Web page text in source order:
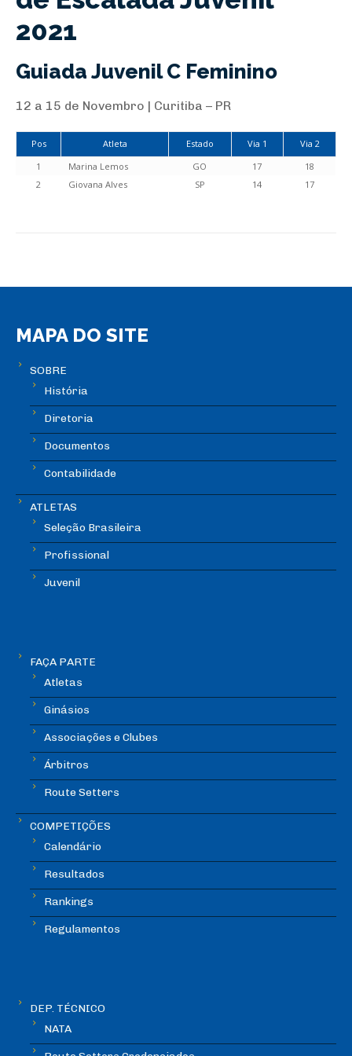
2021
Guiada Juvenil C Feminino
12 a 15 de Novembro | Curitiba – PR
Pos Atleta Estado Via 1
Via 2
1
Marina Lemos GO 17
18
2
Giovana Alves SP 14 17
MAPA DO SITE
SOBRE
História
Diretoria
Documentos
Contabilidade
ATLETAS
Seleção Brasileira
Profissional
Juvenil
FAÇA PARTE
Atletas
Ginásios
Associações e Clubes
Árbitros
Route Setters
COMPETIÇÕES
Calendário
Resultados
Rankings
Regulamentos
DEP. TÉCNICO
NATA